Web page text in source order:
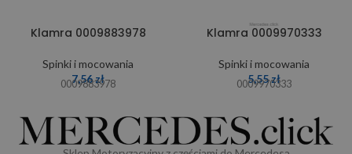
Klamra 0009883978
Spinki i mocowania
7,56zł
0009883978
Klamra 0009970333
Spinki i mocowania
5,55zł
0009970333